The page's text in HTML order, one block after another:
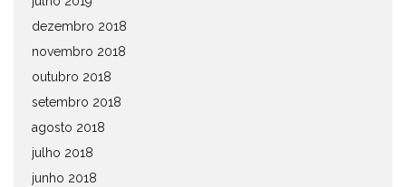
dezembro 2018
novembro 2018
outubro 2018
setembro 2018
agosto 2018
julho 2018
junho 2018